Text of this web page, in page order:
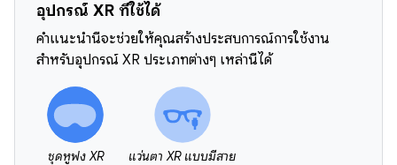
อุปกรณ์ XR ที่ใช้ได้
คำแนะนำนี้จะช่วยให้คุณสร้างประสบการณ์การใช้งาน
สำหรับอุปกรณ์ XR ประเภทต่างๆ เหล่านี้ได้
ชุดหูฟัง XR แว่นตา XR แบบมีสาย